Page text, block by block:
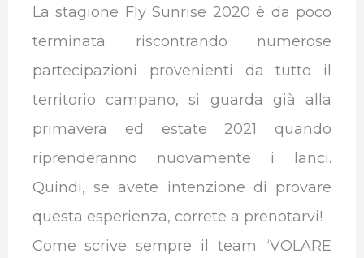
La stagione Fly Sunrise 2020 è da poco
terminata riscontrando numerose
partecipazioni provenienti da tutto il
territorio campano, si guarda già alla
primavera ed estate 2021 quando
riprenderanno nuovamente i lanci.
Quindi, se avete intenzione di provare
questa esperienza, correte a prenotarvi!
Come scrive sempre il team: ‘VOLARE